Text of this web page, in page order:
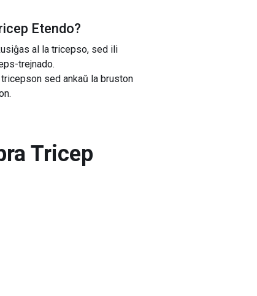
Etendo?
al la tricepso, sed ili
trejnado.
sed ankaŭ la bruston
Tricep